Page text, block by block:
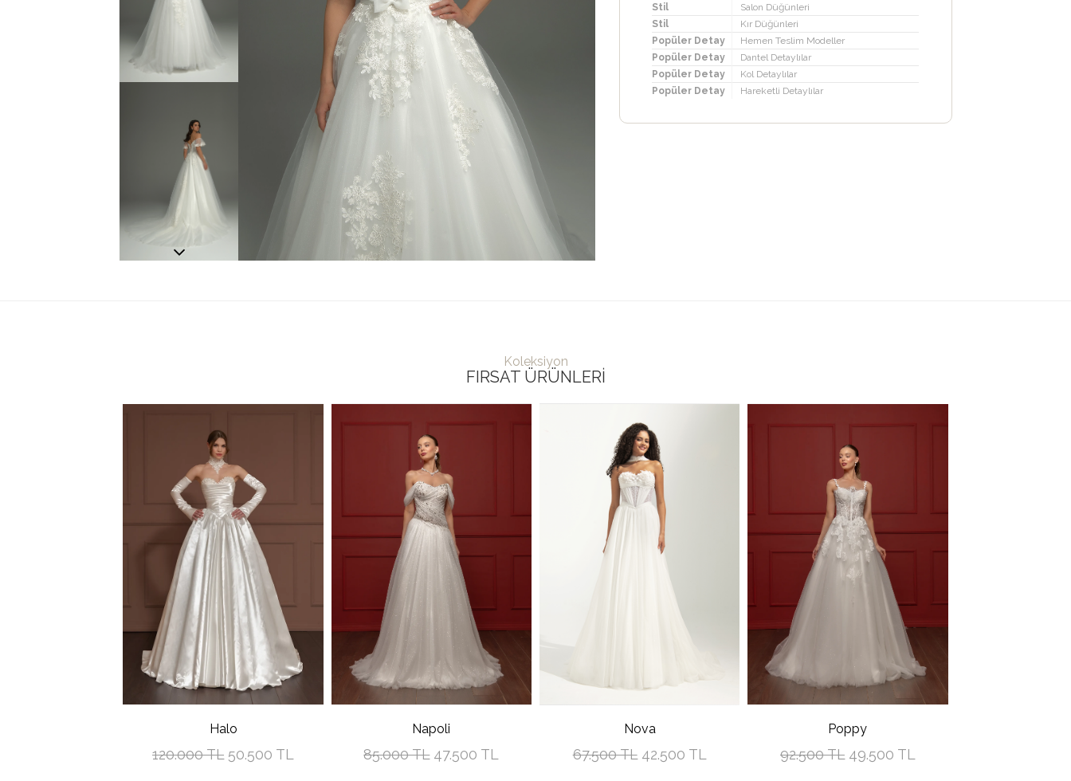
Stil
Salon Düğünleri
Stil
Kır Düğünleri
Popüler Detay
Hemen Teslim Modeller
Popüler Detay
Dantel Detaylılar
Popüler Detay
Kol Detaylılar
Popüler Detay
Hareketli Detaylılar
Koleksiyon
FIRSAT ÜRÜNLERI
Halo
120.000 TL50.500 TL
Napoli
85.000 TL47.500 TL
Nova
67.500 TL42.500 TL
Poppy
92.500 TL49.500 TL